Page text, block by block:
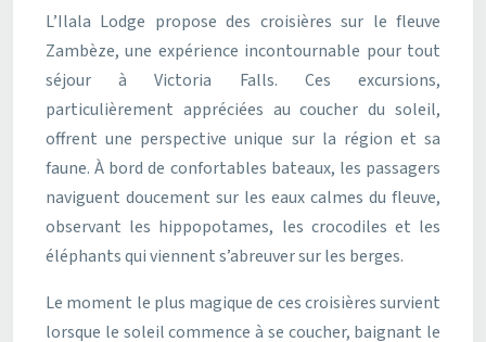
L’Ilala Lodge propose des croisières sur le fleuve
Zambèze, une expérience incontournable pour tout
séjour à Victoria Falls. Ces excursions,
particulièrement appréciées au coucher du soleil,
offrent une perspective unique sur la région et sa
faune. À bord de confortables bateaux, les passagers
naviguent doucement sur les eaux calmes du fleuve,
observant les hippopotames, les crocodiles et les
éléphants qui viennent s’abreuver sur les berges.
Le moment le plus magique de ces croisières survient
lorsque le soleil commence à se coucher, baignant le